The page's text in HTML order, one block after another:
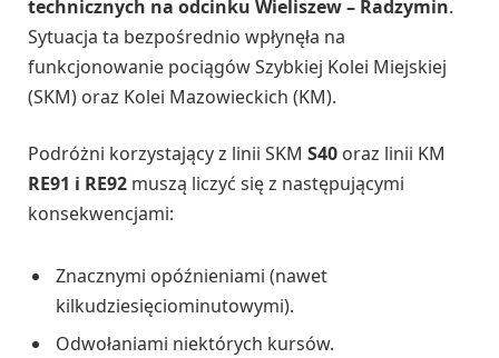
technicznych na odcinku Wieliszew – Radzymin.
Sytuacja ta bezpośrednio wpłynęła na
funkcjonowanie pociągów Szybkiej Kolei Miejskiej
(SKM) oraz Kolei Mazowieckich (KM).
Podróżni korzystający z linii SKM S40 oraz linii KM
RE91 i RE92 muszą liczyć się z następującymi
konsekwencjami:
Znacznymi opóźnieniami (nawet
kilkudziesięciominutowymi).
Odwołaniami niektórych kursów.